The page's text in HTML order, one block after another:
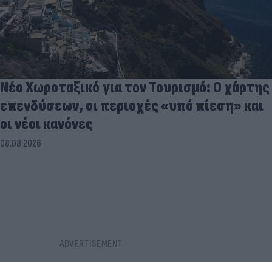
Νέο Χωροταξικό για τον Τουρισμό: Ο χάρτης
επενδύσεων, οι περιοχές «υπό πίεση» και
οι νέοι κανόνες
08.08.2026